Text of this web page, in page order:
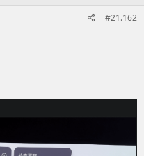
#21.162